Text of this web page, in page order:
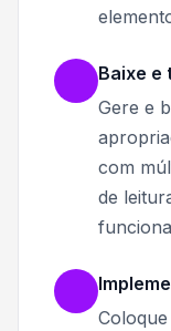
Baixe e
Gere e
com
de